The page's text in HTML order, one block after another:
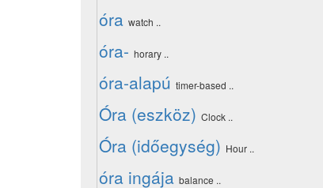
óra watch ..
óra- horary ..
óra-alapú timer-based ..
Óra (eszköz) Clock ..
Óra (időegység) Hour ..
óra ingája balance ..